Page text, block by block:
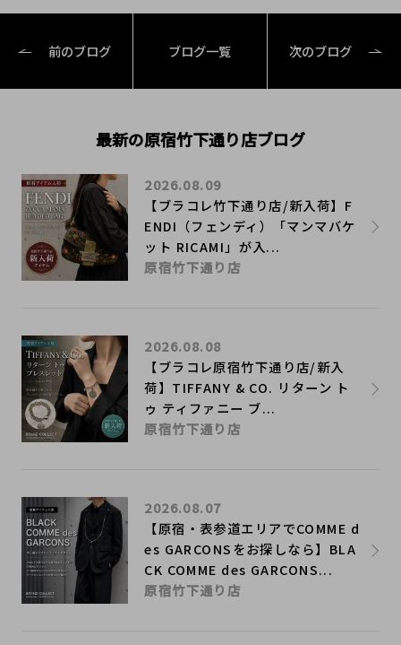
前のブログ ブログ一覧 次のブログ
最新の原宿竹下通り店ブログ
【ブラコレ竹下通り店/新入荷】F
ENDI（フェンディ）「マンマバケ
ット RICAMI」が入...
2026.08.09
原宿竹下通り店
【ブラコレ原宿竹下通り店/新入
荷】TIFFANY & CO. リターン ト
ゥ ティファニー ブ...
2026.08.08
原宿竹下通り店
【原宿・表参道エリアでCOMME d
es GARCONSをお探しなら】BLA
CK COMME des GARCONS...
2026.08.07
原宿竹下通り店